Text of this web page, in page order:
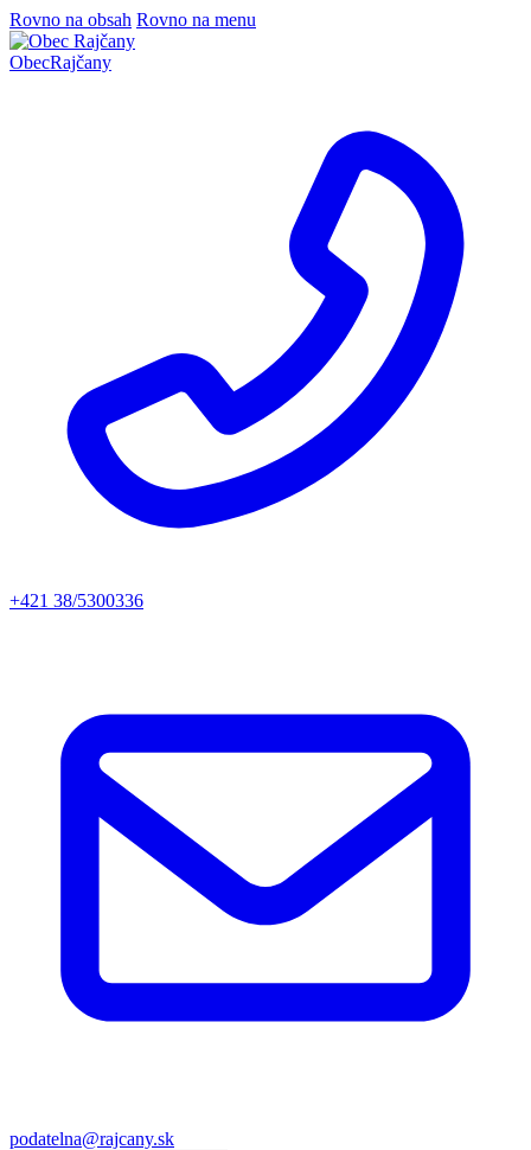
Rovno na obsah Rovno na menu
ObecRajčany
+421 38/5300336
podatelna@rajcany.sk